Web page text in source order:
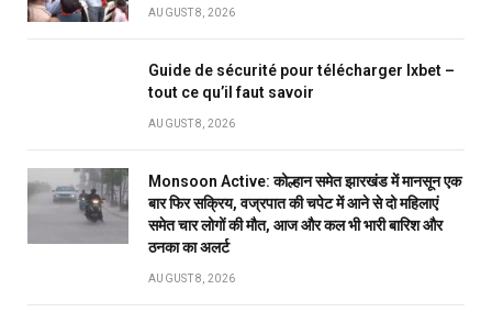
AUGUST 8, 2026
Guide de sécurité pour télécharger Ixbet –
tout ce qu’il faut savoir
AUGUST 8, 2026
Monsoon Active: कोल्हान समेत झारखंड में मानसून एक
बार फिर सक्रिय, वज्रपात की चपेट में आने से दो महिलाएं
समेत चार लोगों की मौत, आज और कल भी भारी बारिश और
ठनका का अलर्ट
AUGUST 8, 2026